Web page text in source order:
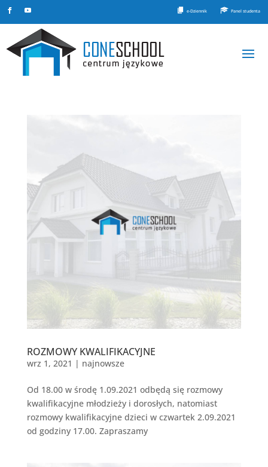
e-Dziennik Panel studenta
ROZMOWY KWALIFIKACYJNE
wrz 1, 2021 | najnowsze
Od 18.00 w środę 1.09.2021 odbędą się rozmowy
kwalifikacyjne młodzieży i dorosłych, natomiast
rozmowy kwalifikacyjne dzieci w czwartek 2.09.2021
od godziny 17.00. Zapraszamy